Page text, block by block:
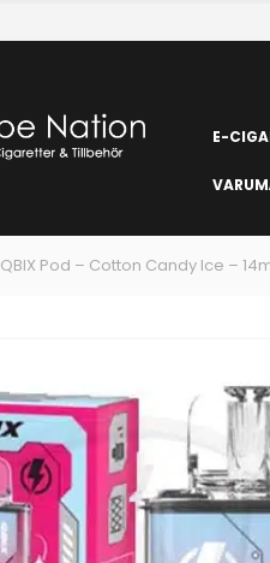
E-
QBIX Pod – Cotton Candy Ice –